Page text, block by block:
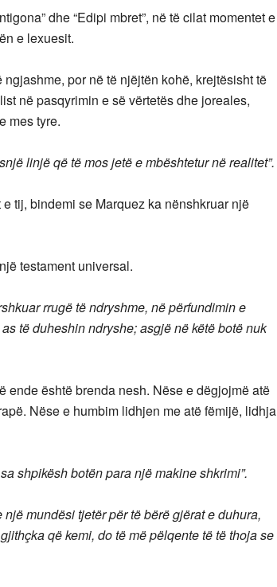
dhe “Edipi mbret”, në të cilat momentet e
e lexuesit.
por në të njëjtën kohë, krejtësisht të
në pasqyrimin e së vërtetës dhe joreales,
mes tyre.
linjë që të mos jetë e mbështetur në realitet”.
tij, bindemi se Marquez ka nënshkruar një
testament universal.
rrugë të ndryshme, në përfundimin e
të duheshin ndryshe; asgjë në këtë botë nuk
ende është brenda nesh. Nëse e dëgjojmë atë
Nëse e humbim lidhjen me atë fëmijë, lidhja
shpikësh botën para një makine shkrimi”.
mundësi tjetër për të bërë gjërat e duhura,
që kemi, do të më pëlqente të të thoja se